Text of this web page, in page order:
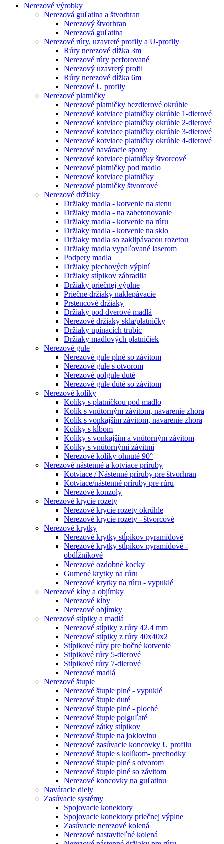
Nerezové výrobky
Nerezová guľatina a štvorhran
Nerezový štvorhran
Nerezová guľatina
Nerezové rúry, uzavreté profily a U-profily
Rúry nerezové dĺžka 3m
Nerezové rúry perforované
Nerezový uzavretý profil
Rúry nerezové dĺžka 6m
Nerezové U profily
Nerezové platničky
Nerezové platničky bezdierové okrúhle
Nerezové kotviace platničky okrúhle 1-dierové
Nerezové kotviace platničky okrúhle 2-dierové
Nerezové kotviace platničky okrúhle 3-dierové
Nerezové kotviace platničky okrúhle 4-dierové
Nerezové naváracie spony
Nerezové kotviace platničky štvorcové
Nerezové platničky pod madlo
Nerezové kotviace platničky
Nerezové platničky štvorcové
Nerezové držiaky
Držiaky madla - kotvenie na stenu
Držiaky madla - na zabetonovanie
Držiaky madla - kotvenie na rúru
Držiaky madla - kotvenie na sklo
Držiaky madla so zaklipávacou rozetou
Držiaky madla vypaľované laserom
Podpery madla
Držiaky plechových výplní
Držiaky stĺpikov zábradlia
Držiaky priečnej výplne
Priečne držiaky naklepávacie
Prstencové držiaky
Držiaky pod dverové madlá
Nerezové držiaky skla/platničky
Držiaky upínacích trubíc
Držiaky madlových platničiek
Nerezové gule
Nerezové gule plné so závitom
Nerezové gule s otvorom
Nerezové polgule duté
Nerezové gule duté so závitom
Nerezové kolíky
Kolíky s platničkou pod madlo
Kolík s vnútorným závitom, navarenie zhora
Kolík s vonkajším závitom, navarenie zhora
Kolíky s kĺbom
Kolíky s vonkajším a vnútorným závitom
Kolíky s vnútornými závitmi
Nerezové kolíky ohnuté 90°
Nerezové nástenné a kotviace príruby
Kotviace / Nástenné príruby pre štvorhran
Kotviace/nástenné príruby pre rúru
Nerezové konzoly
Nerezové krycie rozety
Nerezové krycie rozety okrúhle
Nerezové krycie rozety - štvorcové
Nerezové krytky
Nerezové krytky stĺpikov pyramídové
Nerezové krytky stĺpikov pyramídové -
obdĺžnikové
Nerezové ozdobné kocky
Gumené krytky na rúru
Nerezové krytky na rúru - vypuklé
Nerezové kĺby a objímky
Nerezové kĺby
Nerezové objímky
Nerezové stĺpiky a madlá
Nerezové stĺpiky z rúry 42.4 mm
Nerezové stĺpiky z rúry 40x40x2
Stĺpikové rúry pre bočné kotvenie
Stĺpikové rúry 5-dierové
Stĺpikové rúry 7-dierové
Nerezové madlá
Nerezové štuple
Nerezové štuple plné - vypuklé
Nerezové štuple duté
Nerezové štuple plné - ploché
Nerezové štuple polguľaté
Nerezové zátky stĺpikov
Nerezové štuple na joklovinu
Nerezové zasúvacie koncovky U profilu
Nerezové štuple s kolíkom- prechodky
Nerezové štuple plné s otvorom
Nerezové štuple plné so závitom
Nerezové koncovky na guľatinu
Naváracie diely
Zasúvacie systémy
Spojovacie konektory
Spojovacie konektory priečnej výplne
Zasúvacie nerezové kolená
Nerezové nastaviteľné kolená